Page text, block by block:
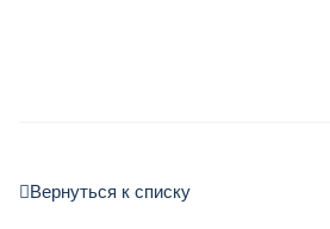
Вернуться к списку